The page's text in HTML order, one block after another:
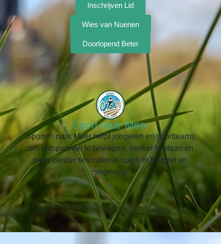
Inschrijven Lid
Wies van Nuenen
Doorlopend Beter
Sport naar Meer
Sporten naar Meer helpt jongeren en sportteams
om ontspannen te bewegen, sterker te staan en
weer plezier te vinden in sport. In Meppel en
omgeving.